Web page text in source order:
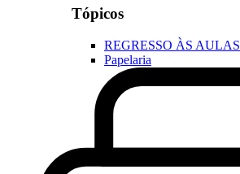
Tópicos
REGRESSO ÀS AULAS
Papelaria